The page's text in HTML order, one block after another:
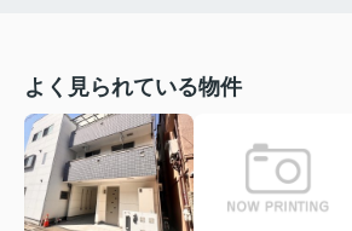
よく見られている物件